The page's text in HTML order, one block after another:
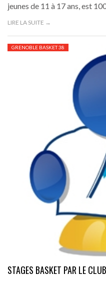
jeunes de 11 à 17 ans, est
LIRE LA SUITE →
GRENOBLE BASKET 38
STAGES BASKET PAR LE